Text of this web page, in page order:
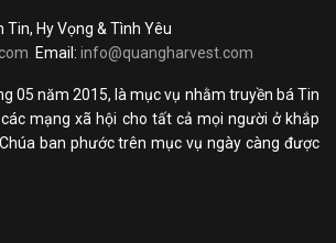
Tin, Hy Vọng & Tình Yêu
Email: info@quangharvest.com
05 năm 2015, là mục vụ nhằm truyền bá Tin
mạng xã hội cho tất cả mọi người ở khắp
ban phước trên mục vụ ngày càng được